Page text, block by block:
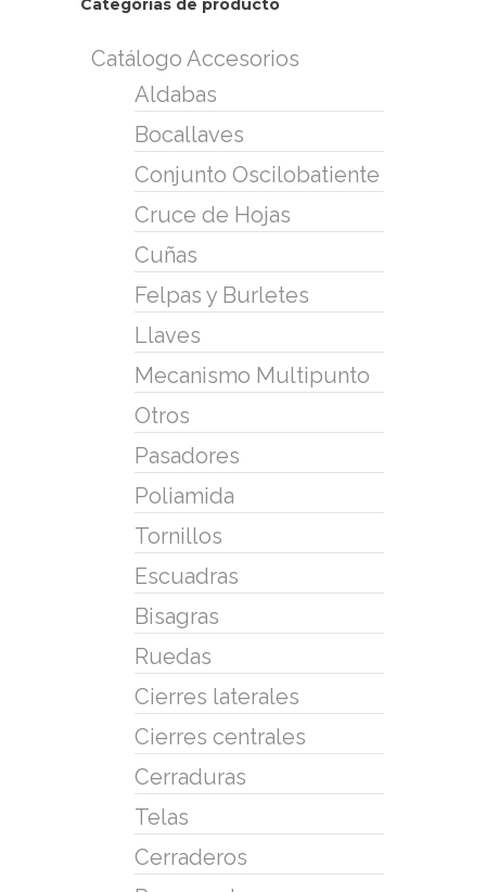
Categorías de producto
Catálogo Accesorios
Aldabas
Bocallaves
Conjunto Oscilobatiente
Cruce de Hojas
Cuñas
Felpas y Burletes
Llaves
Mecanismo Multipunto
Otros
Pasadores
Poliamida
Tornillos
Escuadras
Bisagras
Ruedas
Cierres laterales
Cierres centrales
Cerraduras
Telas
Cerraderos